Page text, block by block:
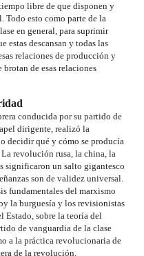
libre de que disponen y
esto como parte de la
en general, para suprimir
estas descansan y todas las
relaciones de producción y
de esas relaciones
conducida por su partido de
dirigente, realizó la
decidir qué y cómo se producía
revolución rusa, la china, la
significaron un salto gigantesco
son de validez universal.
fundamentales del marxismo
la burguesía y los revisionistas
Estado, sobre la teoría del
de vanguardia de la clase
a la práctica revolucionaria de
de la revolución.